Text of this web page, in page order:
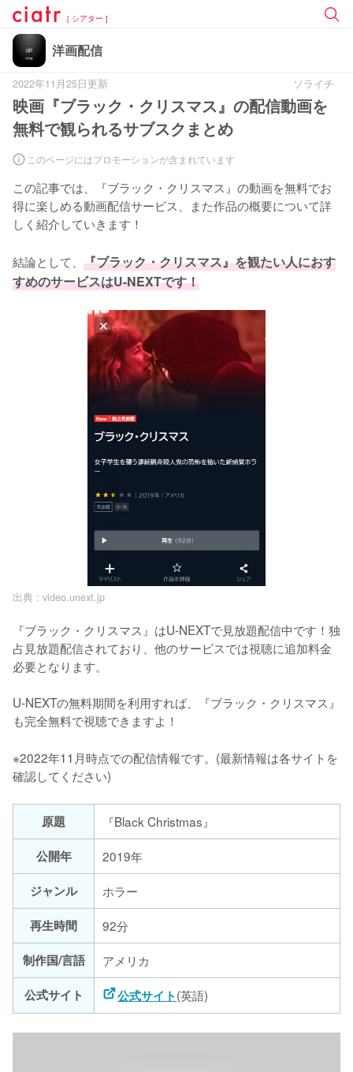
[ シアター ]
洋画配信
2022年11月25日更新 ソライチ
映画『ブラック・クリスマス』の配信動画を
無料で観られるサブスクまとめ
このページにはプロモーションが含まれています
この記事では、『ブラック・クリスマス』の動画を無料でお
得に楽しめる動画配信サービス、また作品の概要について詳
しく紹介していきます！
結論として、 『ブラック・クリスマス』を観たい人におす
すめのサービスはU-NEXTです！
出典 : video.unext.jp
『ブラック・クリスマス』はU-NEXTで見放題配信中です！独
占見放題配信されており、他のサービスでは視聴に追加料金
必要となります。
U-NEXTの無料期間を利用すれば、『ブラック・クリスマス』
も完全無料で視聴できますよ！
※2022年11月時点での配信情報です。(最新情報は各サイトを
確認してください)
原題
『Black Christmas』
公開年
2019年
ジャンル
ホラー
再生時間
92分
制作国/言語
アメリカ
公式サイト
公式サイト(英語)